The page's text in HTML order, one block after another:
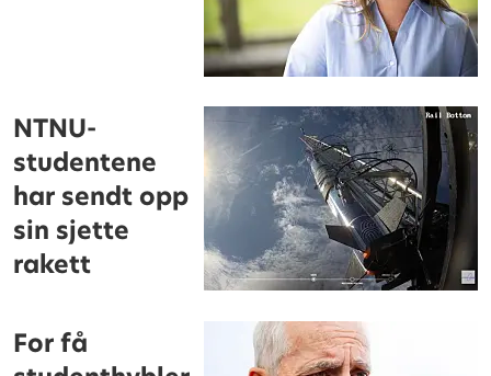
NTNU-
studentene
har sendt opp
sin sjette
rakett
For få